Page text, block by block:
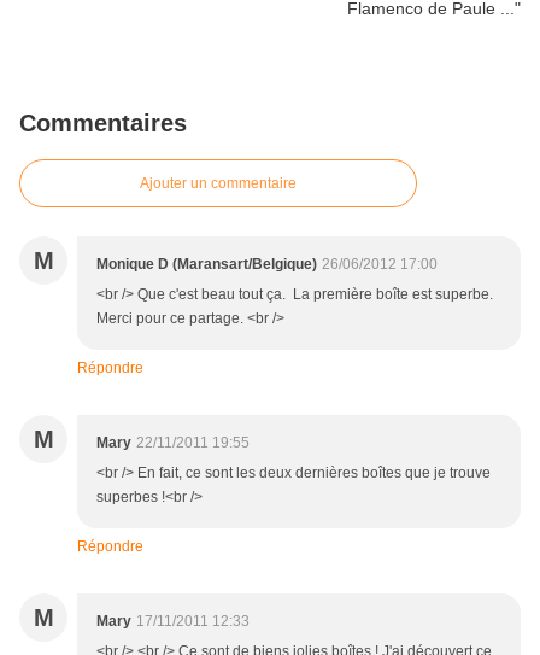
Commentaires
Ajouter un commentaire
M Monique D (Maransart/Belgique) 26/06/2012 17:00
<br /> Que c'est beau tout ça. La première boîte est superbe.
Merci pour ce partage. <br />
Répondre
M Mary 22/11/2011 19:55
<br /> En fait, ce sont les deux dernières boîtes que je trouve
superbes !<br />
Répondre
M Mary 17/11/2011 12:33
<br /> <br /> Ce sont de biens jolies boîtes ! J'ai découvert ce